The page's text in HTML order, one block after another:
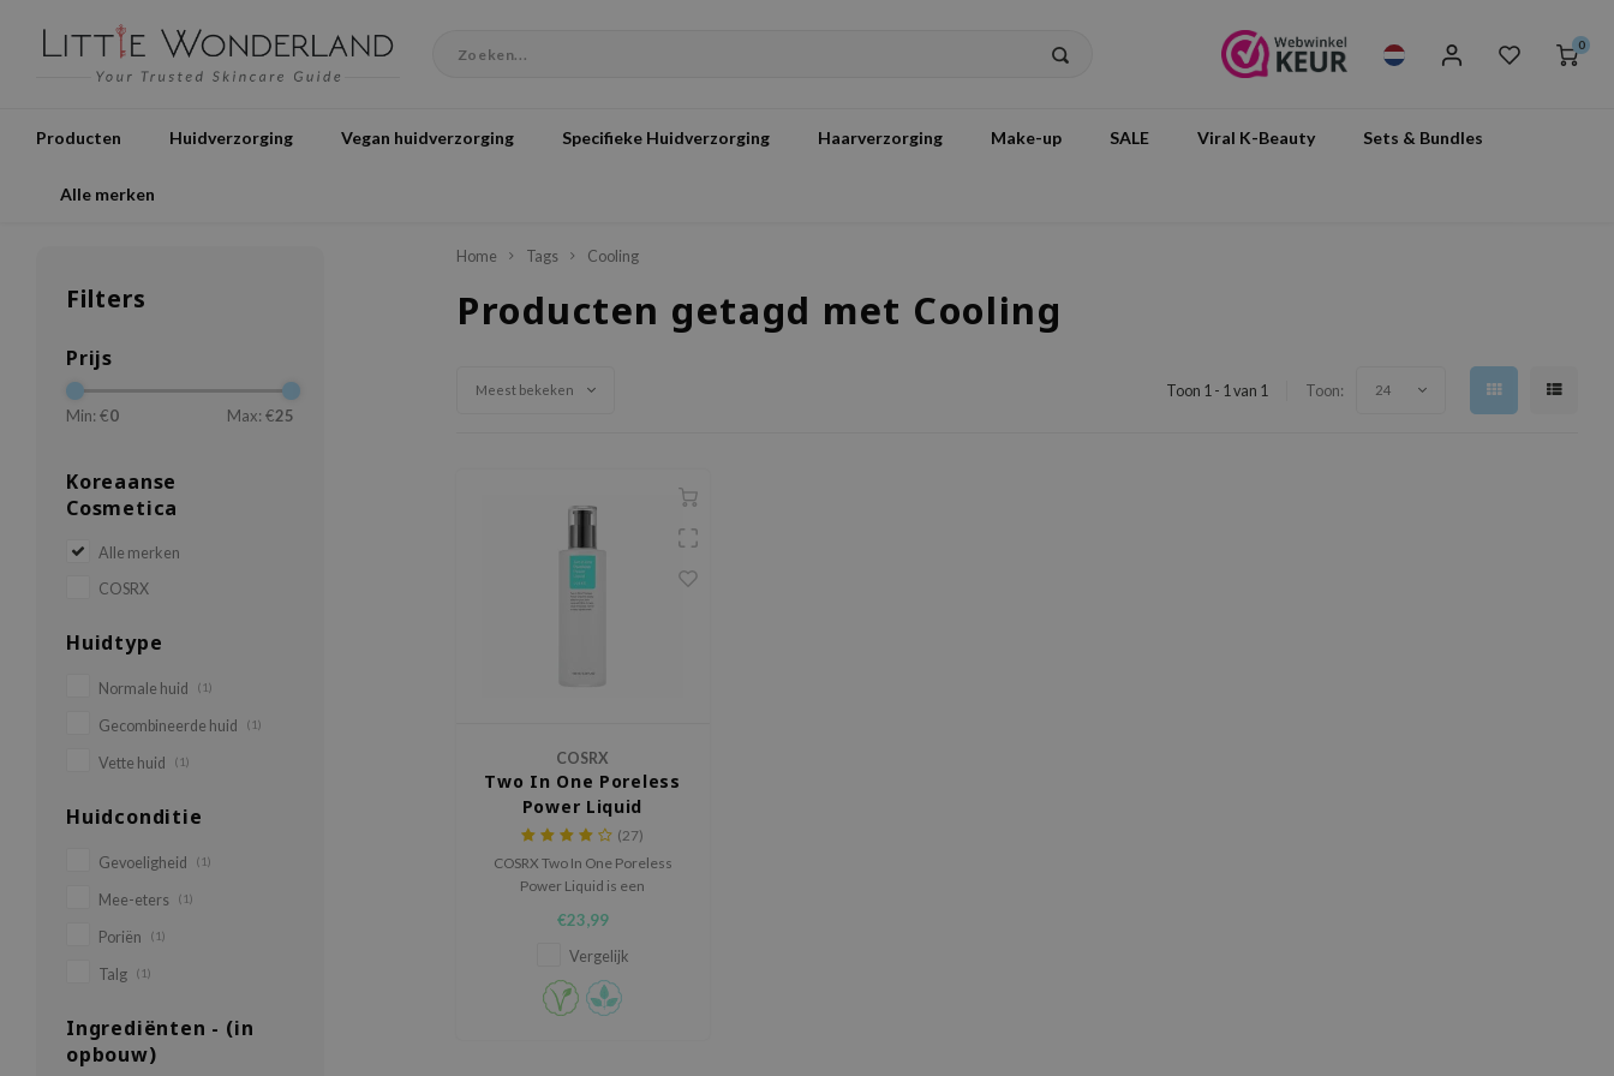
0
Producten Huidverzorging Vegan huidverzorging Specifieke Huidverzorging Haarverzorging Make-up SALE Viral K-Beauty Sets & Bundles
Alle merken
Filters
Prijs
Min: €0 Max: €25
Koreaanse
Cosmetica
Alle merken
COSRX
Huidtype
Normale huid (1)
Gecombineerde huid (1)
Vette huid (1)
Huidconditie
Gevoeligheid (1)
Mee-eters (1)
Poriën (1)
Talg (1)
Ingrediënten - (in
opbouw)
Home Tags Cooling
Producten getagd met Cooling
Meest bekeken Toon 1 - 1 van 1 Toon: 24
COSRX
Two In One Poreless
Power Liquid
(27)
COSRX Two In One Poreless
Power Liquid is een
verstopte poriën verwijdert.
€23,99
Vergelijk